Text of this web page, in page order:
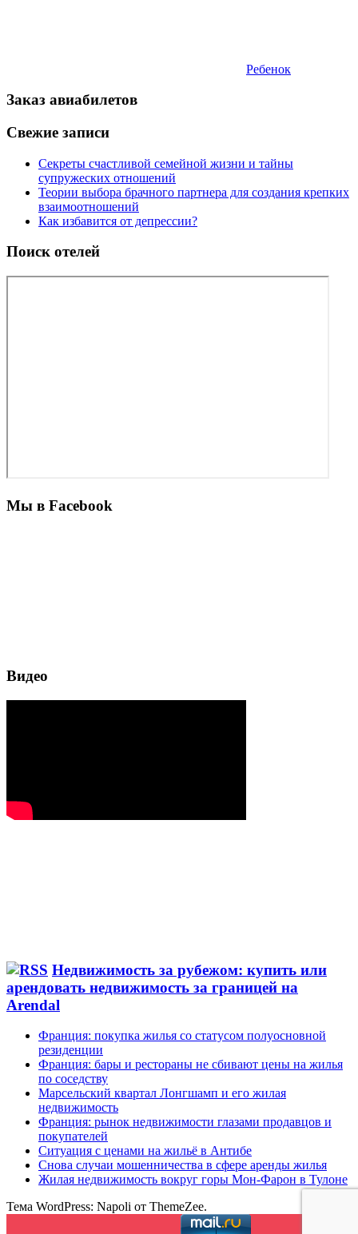
Ребенок
Заказ авиабилетов
Свежие записи
Секреты счастливой семейной жизни и тайны
супружеских отношений
Теории выбора брачного партнера для создания крепких
взаимоотношений
Как избавится от депрессии?
Поиск отелей
Мы в Facebook
Видео
Недвижимость за рубежом: купить или
арендовать недвижимость за границей на
Arendal
Франция: покупка жилья со статусом полуосновной
резиденции
Франция: бары и рестораны не сбивают цены на жилья
по соседству
Марсельский квартал Лонгшамп и его жилая
недвижимость
Франция: рынок недвижимости глазами продавцов и
покупателей
Ситуация с ценами на жильё в Антибе
Снова случаи мошенничества в сфере аренды жилья
Жилая недвижимость вокруг горы Мон-Фарон в Тулоне
Тема WordPress: Napoli от ThemeZee.